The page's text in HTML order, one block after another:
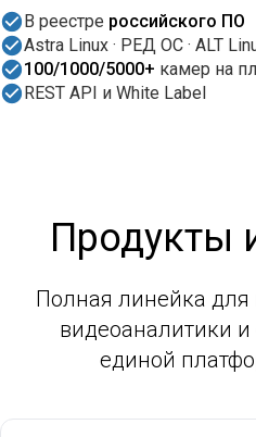
В реестре российского ПО
Astra Linux · РЕД ОС · ALT
100/1000/5000+ камер на
REST API и White Label
Продукты
Полная линейка
видеоаналитики и
единой